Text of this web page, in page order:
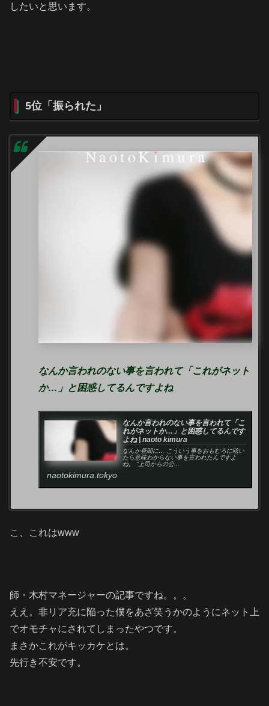
したいと思います。
5位「振られた」
なんか言われのない事を言われて「これがネット
か…」と困惑してるんですよね
なんか言われのない事を言われて「こ
れがネットか…」と困惑してるんです
よね | naoto kimura
なんか昼間に… こういう事をおもむろに呟い
たら意味わからない事を言われたんですよ
ね。 ”上司からの公...
naotokimura.tokyo
こ、これはwww
師・木村マネージャーの記事ですね。。。
ええ。非リア充に陥った僕をあざ笑うかのようにネット上
でオモチャにされてしまったやつです。
まさかこれがキッカケとは。
先行き不安です。